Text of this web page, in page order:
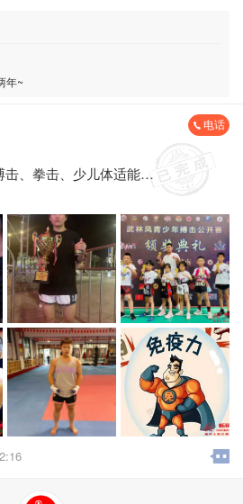
年~
电话
、拳击、少儿体适能
:柘荣县体育中心
元，训练包括寒暑假
热线:*****9302
欢迎你的加入